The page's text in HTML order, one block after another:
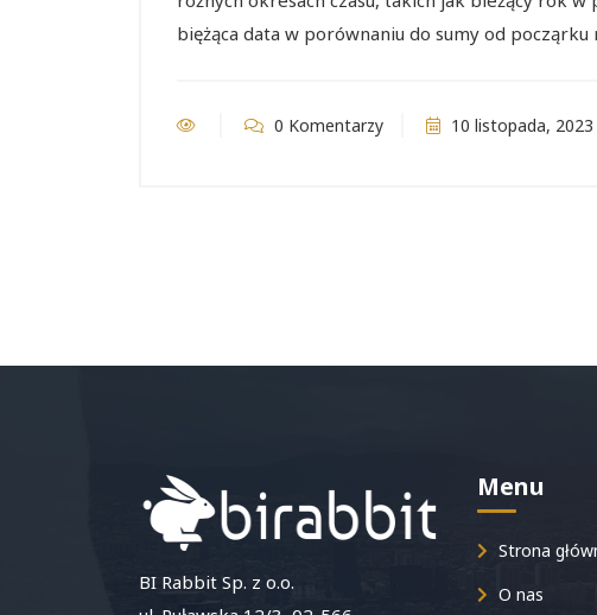
biężąca data w porównaniu do sumy od począrku
0 Komentarzy 10 listopada, 2023
BI Rabbit Sp. z o.o.
Menu
Strona
O nas